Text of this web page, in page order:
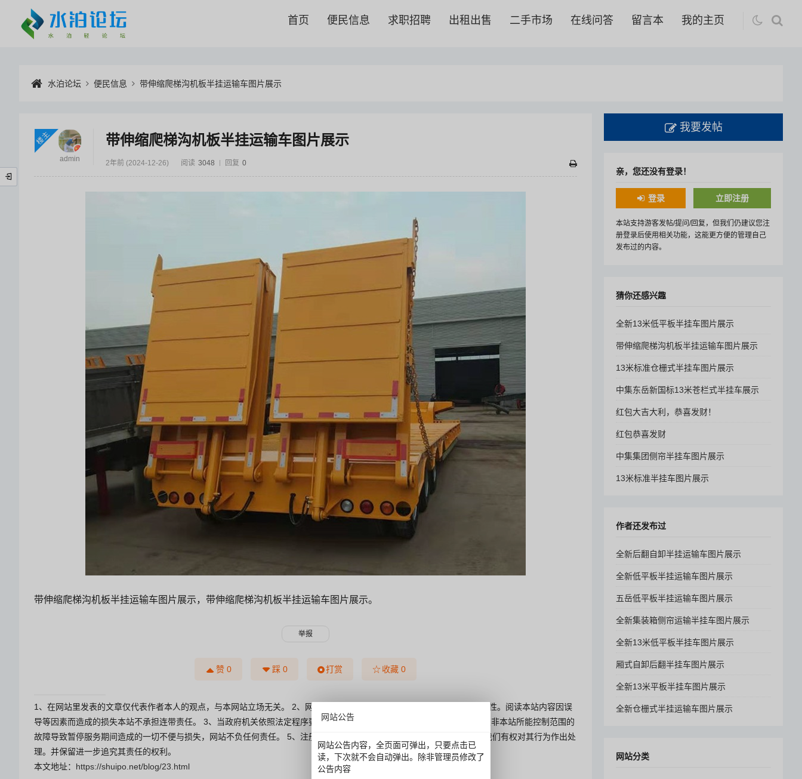
首页 便民信息 求职招聘 出租出售 二手市场 在线问答 留言本 我的主页
水泊论坛 便民信息 带伸缩爬梯沟机板半挂运输车图片展示
带伸缩爬梯沟机板半挂运输车图片展示
2年前 (2024-12-26) 阅读 3048 回复 0
admin
楼主
带伸缩爬梯沟机板半挂运输车图片展示，带伸缩爬梯沟机板半挂运输车图片展示。
赞 0 踩 0 打赏 ☆收藏 0
1、在网站里发表的文章仅代表作者本人的观点，与本网站立场无关。 2、网站的所有内容都不保证其准确性，有效性，时间性。阅读本站内容因误
导等因素而造成的损失本站不承担连带责任。 3、当政府机关依照法定程序要求披露信息时，网站均得免责。 4、若因线路及非本站所能控制范围的
故障导致暂停服务期间造成的一切不便与损失，网站不负任何责任。 5、注册会员通过任何手段和方法针对论坛进行破坏，我们有权对其行为作出处
理。并保留进一步追究其责任的权利。
本文地址： https://shuipo.net/blog/23.html
我要发帖
亲，您还没有登录！
登录 立即注册
本站支持游客发帖/提问/回复，但我们仍建议您注
册登录后使用相关功能，这能更方便的管理自己
发布过的内容。
猜你还感兴趣
全新13米低平板半挂车图片展示
带伸缩爬梯沟机板半挂运输车图片展示
13米标准仓栅式半挂车图片展示
中集东岳新国标13米苍栏式半挂车展示
红包大吉大利，恭喜发财！
红包恭喜发财
中集集团侧帘半挂车图片展示
13米标准半挂车图片展示
作者还发布过
全新后翻自卸半挂运输车图片展示
全新低平板半挂运输车图片展示
五岳低平板半挂运输车图片展示
全新集装箱侧帘运输半挂车图片展示
全新13米低平板半挂车图片展示
厢式自卸后翻半挂车图片展示
全新13米平板半挂车图片展示
全新仓栅式半挂运输车图片展示
网站分类
网站公告
网站公告内容，全页面可弹出，只要点击已
读，下次就不会自动弹出。除非管理员修改了
公告内容